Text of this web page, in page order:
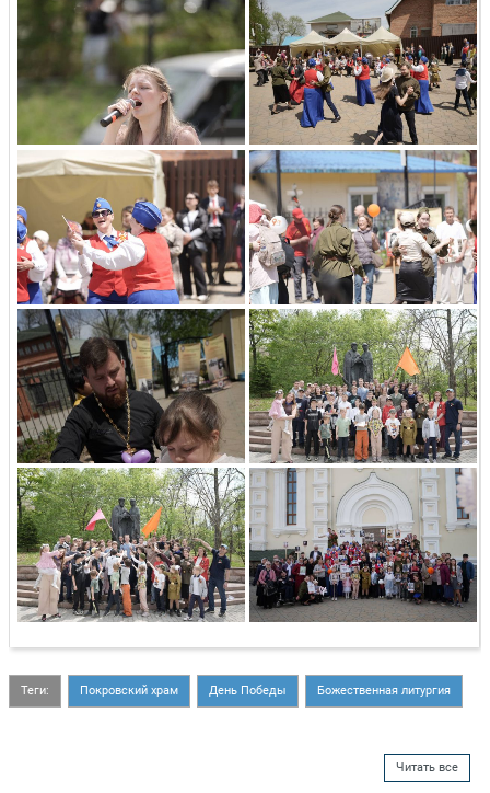
Теги: Покровский храм День Победы Божественная литургия
Читать все